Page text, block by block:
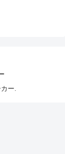
ー.